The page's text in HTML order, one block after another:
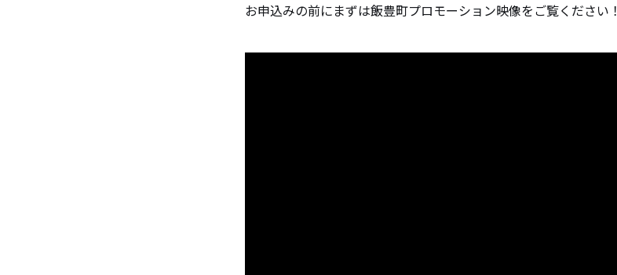
お申込みの前にまずは飯豊町プロモーション映像をご覧ください！